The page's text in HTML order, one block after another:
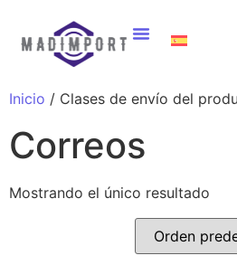
Inicio / Clases de envío del
Correos
Mostrando el único resultado